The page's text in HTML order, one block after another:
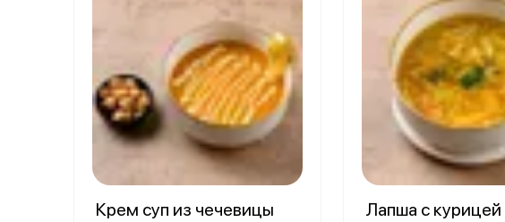
Крем суп из чечевицы Лапша с курицей